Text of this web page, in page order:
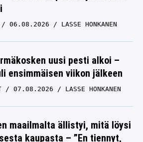
uusi pesti alkoi –
ensimmäisen viikon jälkeen
07.08.2026 LASSE HONKANEN
maailmalta ällistyi, mitä löysi
kaupasta – ”En tiennyt,
elää olemassa”